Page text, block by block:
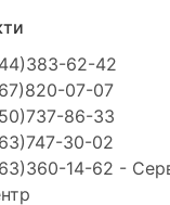
62-42
07-07
86-33
30-02
14-62 -